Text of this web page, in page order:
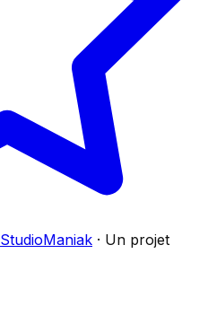
StudioManiak · Un projet